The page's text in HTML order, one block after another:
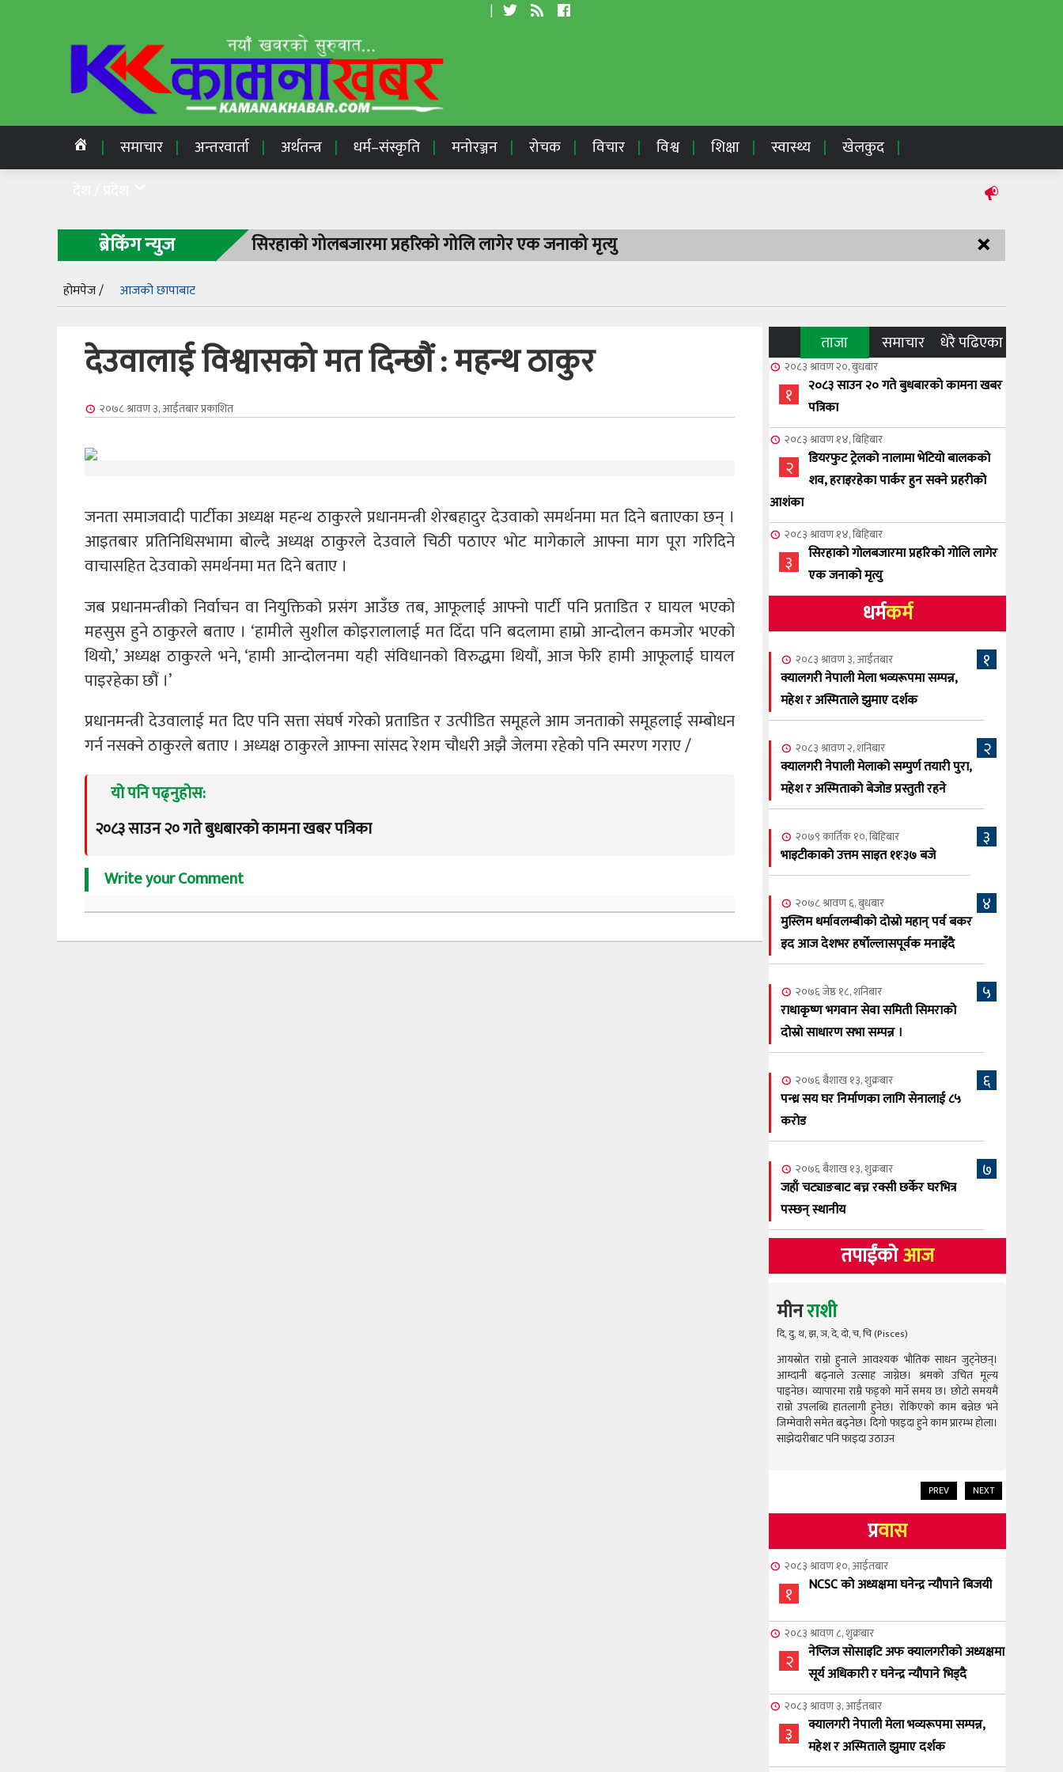
|
समाचार अन्तरवार्ता अर्थतन्त्र धर्म–संस्कृति मनोरञ्जन रोचक विचार विश्व शिक्षा स्वास्थ्य
खेलकुद
ब्रेकिंग न्युज सिरहाको गोलबजारमा प्रहरिको गोलि लागेर एक जनाको मृत्यु ×
होमपेज / आजको छापाबाट
देउवालाई विश्वासको मत दिन्छौं : महन्थ ठाकुर
२०७८ श्रावण ३, आईतबारप्रकाशित
जनता समाजवादी पार्टीका अध्यक्ष महन्थ ठाकुरले प्रधानमन्त्री शेरबहादुर देउवाको समर्थनमा मत दिने बताएका छन् ।
आइतबार प्रतिनिधिसभामा बोल्दै अध्यक्ष ठाकुरले देउवाले चिठी पठाएर भोट मागेकाले आफ्ना माग पूरा गरिदिने
वाचासहित देउवाको समर्थनमा मत दिने बताए ।
जब प्रधानमन्त्रीको निर्वाचन वा नियुक्तिको प्रसंग आउँछ तब, आफूलाई आफ्नो पार्टी पनि प्रताडित र घायल भएको
महसुस हुने ठाकुरले बताए । ‘हामीले सुशील कोइरालालाई मत दिँदा पनि बदलामा हाम्रो आन्दोलन कमजोर भएको
थियो,’ अध्यक्ष ठाकुरले भने, ‘हामी आन्दोलनमा यही संविधानको विरुद्धमा थियौं, आज फेरि हामी आफूलाई घायल
पाइरहेका छौं ।’
प्रधानमन्त्री देउवालाई मत दिए पनि सत्ता संघर्ष गरेको प्रताडित र उत्पीडित समूहले आम जनताको समूहलाई सम्बोधन
गर्न नसक्ने ठाकुरले बताए । अध्यक्ष ठाकुरले आफ्ना सांसद रेशम चौधरी अझै जेलमा रहेको पनि स्मरण गराए /
यो पनि पढ्नुहोस:
२०८३ साउन २० गते बुधबारको कामना खबर पत्रिका
Write your Comment
ताजा समाचार धेरै पढिएका
२०८३ श्रावण २०, बुधबार
१
२०८३ साउन २० गते बुधबारको कामना खबर
पत्रिका
२०८३ श्रावण १४, बिहिबार
२
डियरफुट ट्रेलको नालामा भेटियो बालकको
शव, हराइरहेका पार्कर हुन सक्ने प्रहरीको
आशंका
२०८३ श्रावण १४, बिहिबार
३
सिरहाको गोलबजारमा प्रहरिको गोलि लागेर
एक जनाको मृत्यु
२०८३ श्रावण १०, आईतबार
४ NCSC को अध्यक्षमा घनेन्द्र न्यौपाने बिजयी
२०८३ श्रावण ८, शुक्रबार
५
नेप्लिज सोसाइटि अफ क्यालगरीको अध्यक्षमा
सूर्य अधिकारी र घनेन्द्र न्यौपाने भिड्दै
२०८३ श्रावण ६, बुधबार
६
२०८३ काउन ६ गते बुधबारको कामना खबर
पत्रिका
७
क्यालगरी नेपाली मेला भव्यरूपमा सम्पन्न,
महेश र अस्मिताले झुमाए दर्शक
८
क्यालगरी नेपाली मेलाको सम्पुर्ण तयारी पुरा,
महेश र अस्मिताको बेजोड प्रस्तुती रहने
धर्मकर्म
२०८३ श्रावण ३, आईतबार
क्यालगरी नेपाली मेला भव्यरूपमा सम्पन्न,
महेश र अस्मिताले झुमाए दर्शक
१
२०८३ श्रावण २, शनिबार
क्यालगरी नेपाली मेलाको सम्पुर्ण तयारी पुरा,
महेश र अस्मिताको बेजोड प्रस्तुती रहने
२
२०७९ कार्तिक १०, बिहिबार
भाइटीकाको उत्तम साइत ११ः३७ बजे
३
२०७८ श्रावण ६, बुधबार
मुस्लिम धर्मावलम्बीको दोस्रो महान् पर्व बकर
इद आज देशभर हर्षोल्लासपूर्वक मनाइँदै
४
२०७६ जेष्ठ १८, शनिबार
राधाकृष्ण भगवान सेवा समिती सिमराको
दोस्रो साधारण सभा सम्पन्न ।
५
२०७६ बैशाख १३, शुक्रबार
पन्ध्र सय घर निर्माणका लागि सेनालाई ८५
करोड
६
२०७६ बैशाख १३, शुक्रबार
जहाँ चट्याङबाट बच्न रक्सी छर्केर घरभित्र
पस्छन् स्थानीय
७
तपाईंकोआज
मीनराशी
दि, दु, थ, झ, ञ, दे, दो, च, चि (Pisces)
आयस्रोत राम्रो हुनाले आवश्यक भौतिक साधन जुट्नेछन्।
आम्दानी बढ्नाले उत्साह जाग्नेछ। श्रमको उचित मूल्य
पाइनेछ। व्यापारमा राम्रै फड्को मार्ने समय छ। छोटो समयमै
राम्रो उपलब्धि हातलागी हुनेछ। रोकिएको काम बन्नेछ भने
जिम्मेवारी समेत बढ्नेछ। दिगो फाइदा हुने काम प्रारम्भ होला।
साझेदारीबाट पनि फाइदा उठाउन
PREV NEXT
प्रवास
२०८३ श्रावण १०, आईतबार
१ NCSC को अध्यक्षमा घनेन्द्र न्यौपाने बिजयी
२०८३ श्रावण ८, शुक्रबार
२
नेप्लिज सोसाइटि अफ क्यालगरीको अध्यक्षमा
सूर्य अधिकारी र घनेन्द्र न्यौपाने भिड्दै
२०८३ श्रावण ३, आईतबार
३
क्यालगरी नेपाली मेला भव्यरूपमा सम्पन्न,
महेश र अस्मिताले झुमाए दर्शक